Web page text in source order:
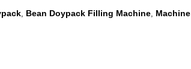
, Bean Doypack Filling Machine,